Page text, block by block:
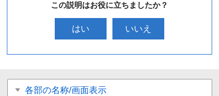
この説明はお役に立ちましたか？
はい いいえ
各部の名称/画面表示